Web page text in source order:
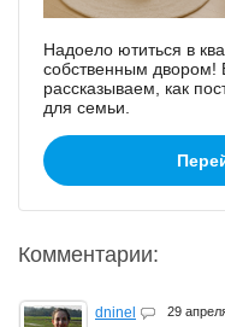
Надоело ютиться в
собственным двором!
рассказываем, как
для семьи.
Комментарии:
dninel 29